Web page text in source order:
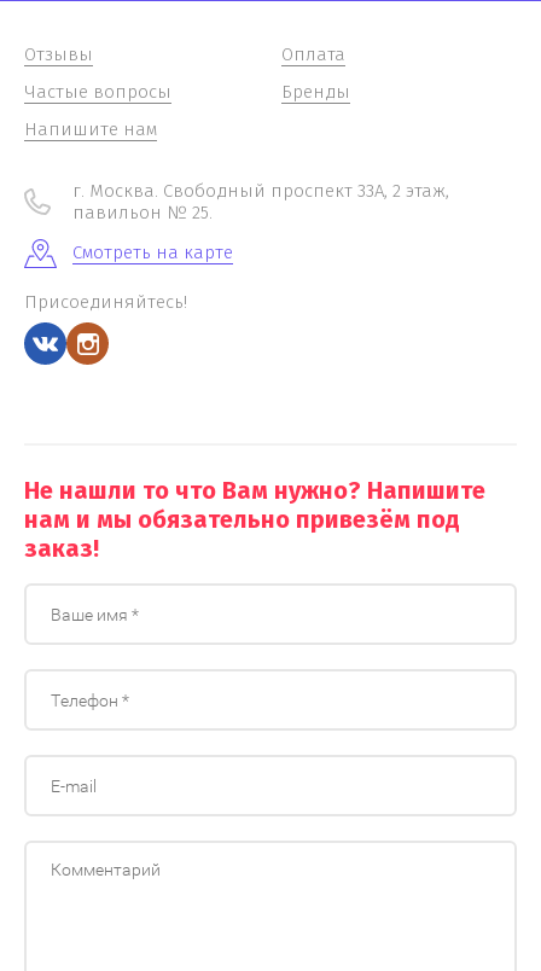
Отзывы
Частые вопросы
Напишите нам
Оплата
Бренды
г. Москва. Свободный проспект 33А, 2 этаж,
павильон № 25.
Смотреть на карте
Присоединяйтесь!
Не нашли то что Вам нужно? Напишите
нам и мы обязательно привезём под
заказ!